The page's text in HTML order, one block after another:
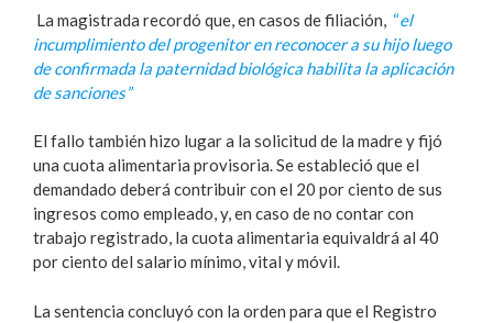
La magistrada recordó que, en casos de filiación, “el
incumplimiento del progenitor en reconocer a su hijo luego
de confirmada la paternidad biológica habilita la aplicación
de sanciones”
El fallo también hizo lugar a la solicitud de la madre y fijó
una cuota alimentaria provisoria. Se estableció que el
demandado deberá contribuir con el 20 por ciento de sus
ingresos como empleado, y, en caso de no contar con
trabajo registrado, la cuota alimentaria equivaldrá al 40
por ciento del salario mínimo, vital y móvil.
La sentencia concluyó con la orden para que el Registro